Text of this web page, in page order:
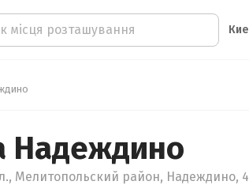
Надеждино
Мелитопольский район, Надеждино,